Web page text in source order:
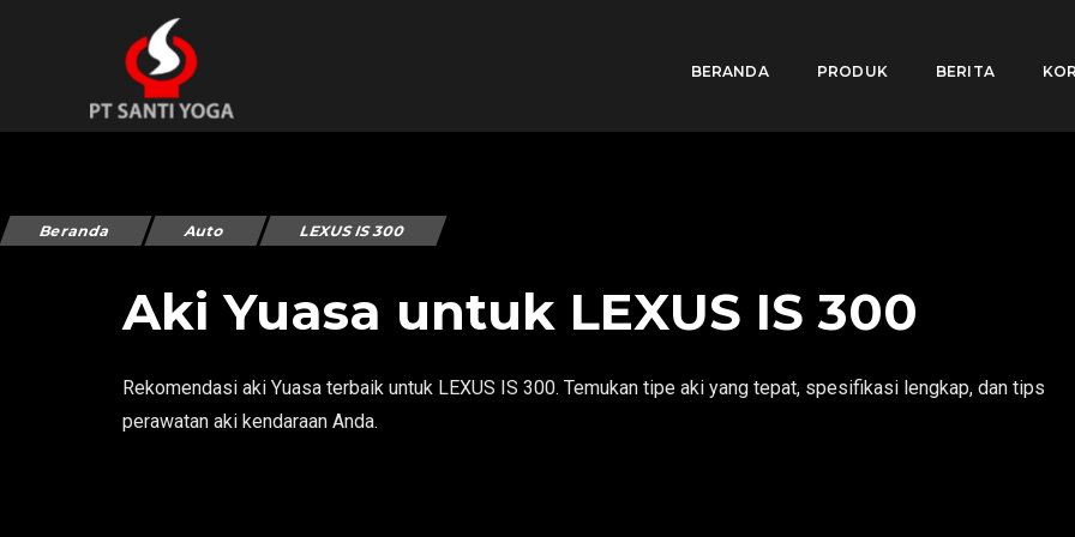
BERANDA PRODUK BERITA
Beranda Auto LEXUS IS 300
Aki Yuasa untuk LEXUS IS 300
Rekomendasi aki Yuasa terbaik untuk LEXUS IS 300. Temukan tipe aki yang tepat, spesifikasi lengkap, dan tips
perawatan aki kendaraan Anda.